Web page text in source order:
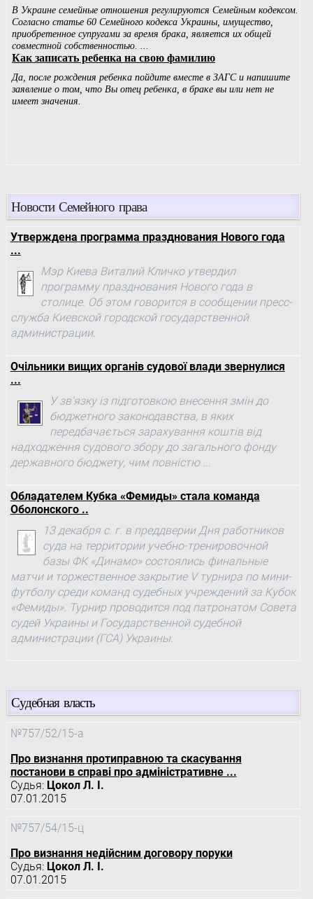
Новости Семейного права
Утверждена программа празднования Нового года
...
Мэр Киева Виталий Кличко утвердил
программу празднования Нового года в
столице. Об этом говорится в сообщении пресс-
служба Киевской городской государственной
администрации.
Очільники вищих органів судової влади звернулися
...
У зв’язку із підготовкою внесення змін до
бюджетного законодавства, в яких
передбачається зарахування коштів від
надходження судового збору до загального фонду
державного бюджету, чим повністю ...
Обладателем Кубка «Фемиды» стала команда
Оболонского ..
13 декабря с. г. в преддверии Дня работников
суда на территории учебно-тренировочной
базы ФК «Динамо» состоялись финальные
матчи и торжественное закрытие V турнира по мини-
футболу среди команд судебных учреждений за Кубок
«Фемиды». Турнир проводится под патронатом Совета
судей Украины и Государственной судебной
администрации (ГСА) Украины.
Судебная власть
№757/52/15-а
Про визнання протиправною та скасування
постанови в справі про адміністративне ...
Судья: Цокол Л. І.
07.01.2015
№757/54/15-ц
Про визнання недійсним договору поруки
Судья: Цокол Л. І.
07.01.2015